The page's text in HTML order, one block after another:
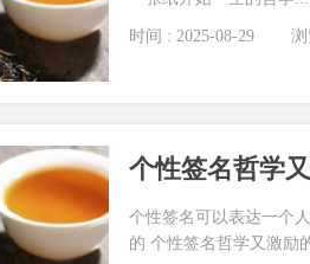
时间 : 2025-08-29 浏
个性签名哲学
个性签名可以表达一个
的 个性签名哲学又激励